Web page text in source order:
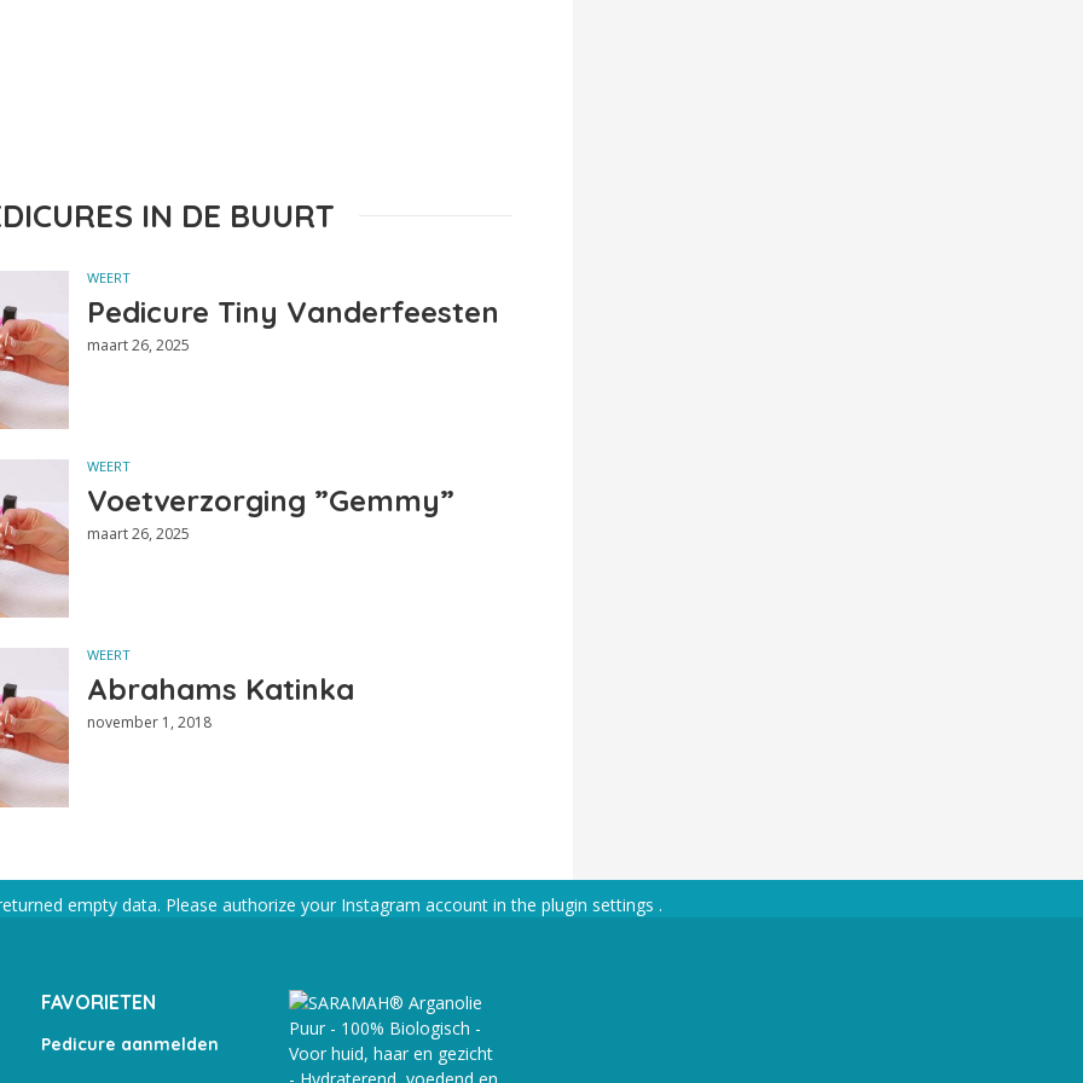
IN DE BUURT
WEERT
Pedicure Tiny Vanderfeesten
maart 26, 2025
WEERT
Voetverzorging ”Gemmy”
maart 26, 2025
WEERT
Abrahams Katinka
november 1, 2018
empty data. Please authorize your Instagram account in the plugin settings .
FAVORIETEN
Pedicure aanmelden